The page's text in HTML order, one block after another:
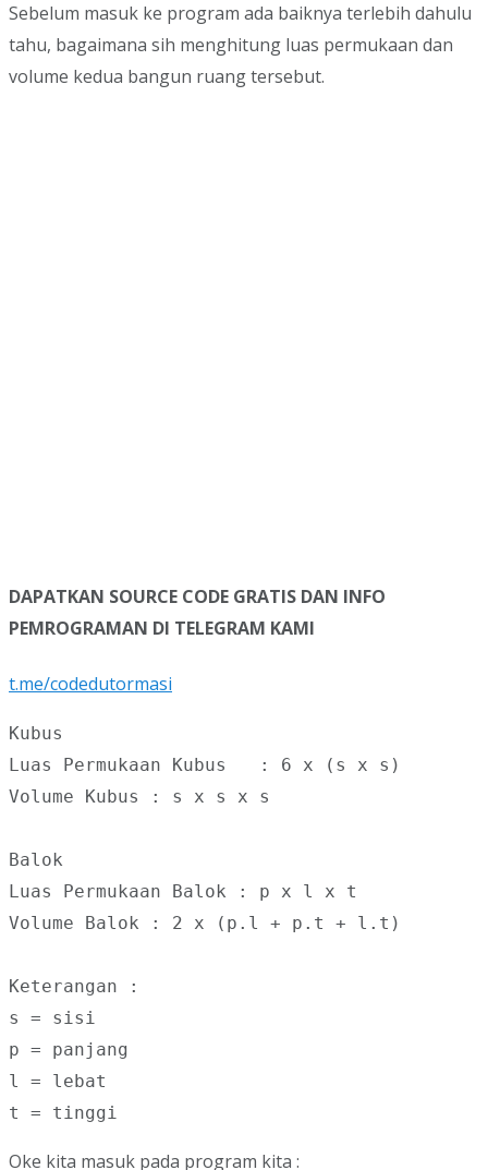
Sebelum masuk ke program ada baiknya terlebih dahulu
tahu, bagaimana sih menghitung luas permukaan dan
volume kedua bangun ruang tersebut.
DAPATKAN SOURCE CODE GRATIS DAN INFO
PEMROGRAMAN DI TELEGRAM KAMI
t.me/codedutormasi
Kubus
Luas Permukaan Kubus   : 6 x (s x s)
Volume Kubus : s x s x s
Balok
Luas Permukaan Balok : p x l x t
Volume Balok : 2 x (p.l + p.t + l.t)
Keterangan :
s = sisi
p = panjang
l = lebat
t = tinggi
Oke kita masuk pada program kita :